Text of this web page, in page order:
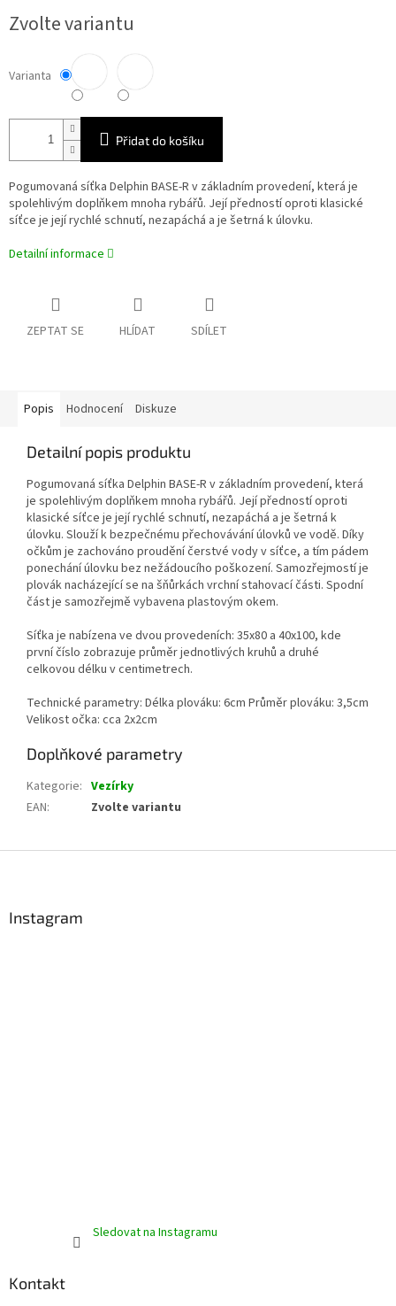
cena:
Zvolte variantu
Varianta
Přidat do košíku
Pogumovaná síťka Delphin BASE-R v základním provedení, která je
spolehlivým doplňkem mnoha rybářů. Její předností oproti klasické
síťce je její rychlé schnutí, nezapáchá a je šetrná k úlovku.
Detailní informace
ZEPTAT SE HLÍDAT SDÍLET
Popis Hodnocení Diskuze
Detailní popis produktu
Pogumovaná síťka Delphin BASE-R v základním provedení, která
je spolehlivým doplňkem mnoha rybářů. Její předností oproti
klasické síťce je její rychlé schnutí, nezapáchá a je šetrná k
úlovku. Slouží k bezpečnému přechovávání úlovků ve vodě. Díky
očkům je zachováno proudění čerstvé vody v síťce, a tím pádem
ponechání úlovku bez nežádoucího poškození. Samozřejmostí je
plovák nacházející se na šňůrkách vrchní stahovací části. Spodní
část je samozřejmě vybavena plastovým okem.
Síťka je nabízena ve dvou provedeních: 35x80 a 40x100, kde
první číslo zobrazuje průměr jednotlivých kruhů a druhé
celkovou délku v centimetrech.
Technické parametry: Délka plováku: 6cm Průměr plováku: 3,5cm
Velikost očka: cca 2x2cm
Doplňkové parametry
Kategorie: Vezírky
EAN: Zvolte variantu
Instagram
Sledovat na Instagramu
Kontakt